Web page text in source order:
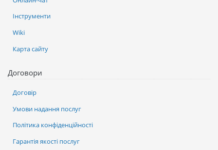
Інструменти
Wiki
Карта сайту
Договори
Договір
Умови надання послуг
Політика конфіденційності
Гарантія якості послуг